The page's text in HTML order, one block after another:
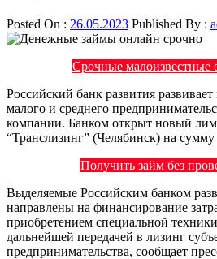
Posted On : 26.05.2023 Published By :
Срочные малоизвестные
Российский банк развития
малого и среднего
компании. Банком открыт новый
“Транслизинг” (Челябинск) на
Получить займ без
Выделяемые Российским банком
направлены на финансирование
приобретением специальной
дальнейшей передачей в лизинг
предпринимательства, сообщает